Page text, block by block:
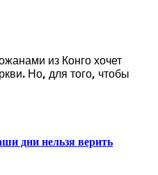
из Конго хочет
Но, для того, чтобы
дни нельзя верить